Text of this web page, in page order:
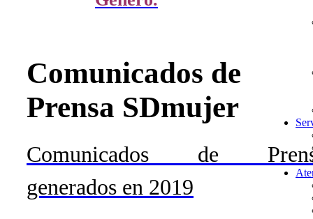
Comunicados de
Prensa SDmujer
Comunicados de
generados en 2019